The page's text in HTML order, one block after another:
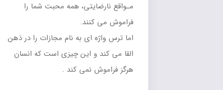
مـواقع نارضایتی، همه محبت شما را
فراموش می کنند.
اما ترس واژه ای به نام مجازات را در ذهن
القا می کند و این چیزی است که انسان
هرگز فراموش نمی کند .